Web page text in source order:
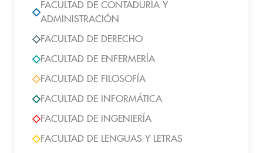
FACULTAD DE CONTADURÍA Y
ADMINISTRACIÓN
FACULTAD DE DERECHO
FACULTAD DE ENFERMERÍA
FACULTAD DE FILOSOFÍA
FACULTAD DE INFORMÁTICA
FACULTAD DE INGENIERÍA
FACULTAD DE LENGUAS Y LETRAS